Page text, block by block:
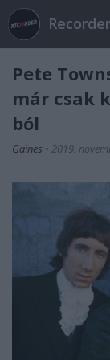
Recorder
Pete
már csak
ból
Gaines • 2019.